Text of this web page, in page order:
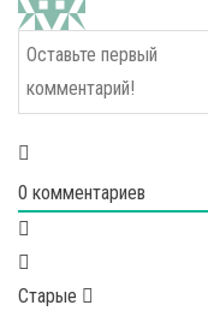
0 комментариев
Старые